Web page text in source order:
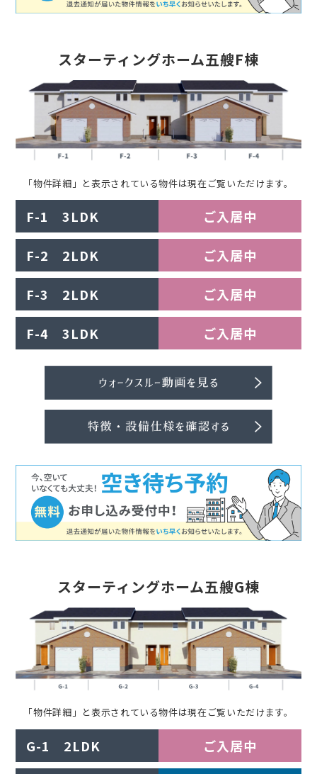
スターティングホーム五艘F棟
「物件詳細」と表示されている物件は現在ご覧いただけます。
F-1 3LDK ご入居中
F-2 2LDK ご入居中
F-3 2LDK ご入居中
F-4 3LDK ご入居中
スターティングホーム五艘G棟
「物件詳細」と表示されている物件は現在ご覧いただけます。
G-1 2LDK ご入居中